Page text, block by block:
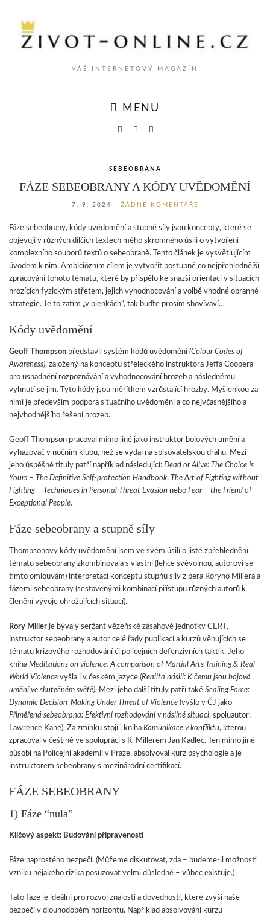
VÁŠ INTERNETOVÝ MAGAZÍN
MENU
SEBEOBRANA
FÁZE SEBEOBRANY A KÓDY UVĚDOMĚNÍ
7. 9. 2024 ŽÁDNÉ KOMENTÁŘE
Fáze sebeobrany, kódy uvědomění a stupně síly jsou koncepty, které se
objevují v různých dílčích textech mého skromného úsilí o vytvoření
komplexního souborů textů o sebeobraně. Tento článek je vysvětlujícím
úvodem k nim. Ambiciózním cílem je vytvořit postupně co nejpřehlednější
zpracování tohoto tématu, které by přispělo ke snazší orientaci v situacích
hrozících fyzickým střetem, jejich vyhodnocování a volbě vhodné obranné
strategie. Je to zatím „v plenkách“, tak buďte prosím shovívaví…
Kódy uvědomění
Geoff Thompson představil systém kódů uvědomění (Colour Codes of
Awareness), založený na konceptu střeleckého instruktora Jeffa Coopera
pro usnadnění rozpoznávání a vyhodnocování hrozeb a následnému
vyhnutí se jim. Tyto kódy jsou měřítkem vzrůstající hrozby. Myšlenkou za
nimi je především podpora situačního uvědomění a co nejvčasnějšího a
nejvhodnějšího řešení hrozeb.
Geoff Thompson pracoval mimo jiné jako instruktor bojových umění a
vyhazovač v nočním klubu, než se vydal na spisovatelskou dráhu. Mezi
jeho úspěšné tituly patří například následující: Dead or Alive: The Choice Is
Yours – The Definitive Self-protection Handbook, The Art of Fighting without
Fighting – Techniques in Personal Threat Evasion nebo Fear – the Friend of
Exceptional People.
Fáze sebeobrany a stupně síly
Thompsonovy kódy uvědomění jsem ve svém úsilí o jisté zpřehlednění
tématu sebeobrany zkombinovala s vlastní (lehce svévolnou, autorovi se
tímto omlouvám) interpretací konceptu stupňů síly z pera Roryho Millera a
fázemi sebeobrany (sestavenými kombinací přístupu různých autorů k
členění vývoje ohrožujících situací).
Rory Miller je bývalý seržant vězeňské zásahové jednotky CERT,
instruktor sebeobrany a autor celé řady publikací a kurzů věnujících se
tématu krizového rozhodování či policejních defenzivních taktik. Jeho
kniha Meditations on violence. A comparison of Martial Arts Training & Real
World Violence vyšla i v českém jazyce (Realita násilí: K čemu jsou bojová
umění ve skutečném světě). Mezi jeho další tituly patří také Scaling Force:
Dynamic Decision-Making Under Threat of Violence (vyšlo v ČJ jako
Přiměřená sebeobrana: Efektivní rozhodování v násilné situaci, spoluautor:
Lawrence Kane). Za zmínku stojí i kniha Komunikace v konfliktu, kterou
zpracoval v češtině ve spolupráci s R. Millerem Jan Kadlec. Ten mimo jiné
působí na Policejní akademii v Praze, absolvoval kurz psychologie a je
instruktorem sebeobrany s mezinárodní certifikací.
FÁZE SEBEOBRANY
1) Fáze “nula”
Klíčový aspekt: Budování připravenosti
Fáze naprostého bezpečí. (Můžeme diskutovat, zda – budeme-li možnosti
vzniku nějakého rizika posuzovat velmi důsledně – vůbec existuje.)
Tato fáze je ideální pro rozvoj znalostí a dovedností, které zvýší naše
bezpečí v dlouhodobém horizontu. Například absolvování kurzu